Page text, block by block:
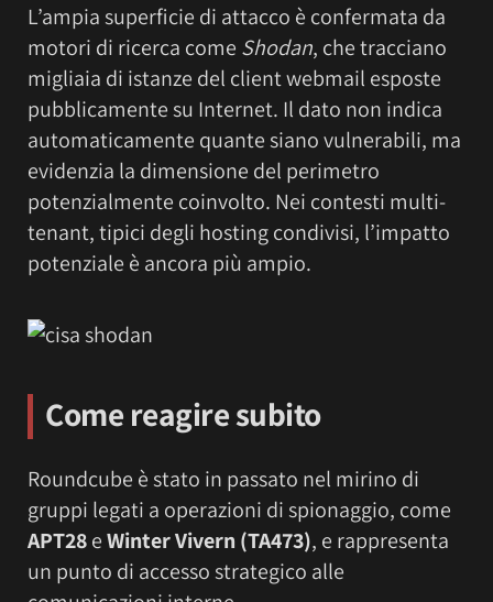
L’ampia superficie di attacco è confermata da
motori di ricerca come Shodan, che tracciano
migliaia di istanze del client webmail esposte
pubblicamente su Internet. Il dato non indica
automaticamente quante siano vulnerabili, ma
evidenzia la dimensione del perimetro
potenzialmente coinvolto. Nei contesti multi-
tenant, tipici degli hosting condivisi, l’impatto
potenziale è ancora più ampio.
Come reagire subito
Roundcube è stato in passato nel mirino di
gruppi legati a operazioni di spionaggio, come
APT28eWinter Vivern (TA473), e rappresenta
un punto di accesso strategico alle